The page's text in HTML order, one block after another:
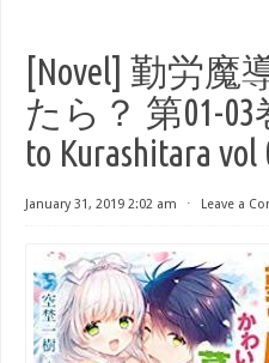
[Novel] 勤労
たら？ 第01-03
to Kurashitara vol
January 31, 2019 2:02 am ⋅ Leave a